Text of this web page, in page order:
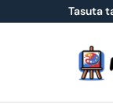
Tasuta